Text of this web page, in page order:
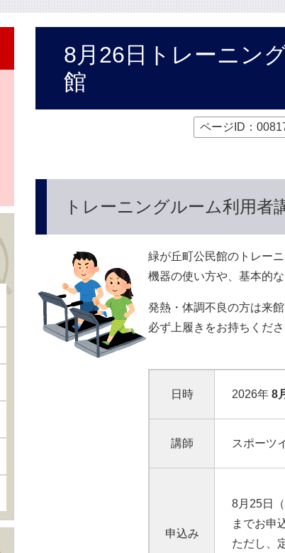
8月26日トレーニン
館
ページID：
トレーニングルーム利用者
緑が丘町公民館のトレー
機器の使い方や、基本的
発熱・体調不良の方は来
必ず上履きをお持ちくださ
日時 2026年 8
講師 スポー
申込み
8月25日
までお申
ただし、